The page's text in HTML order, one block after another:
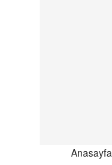
Anasayfa